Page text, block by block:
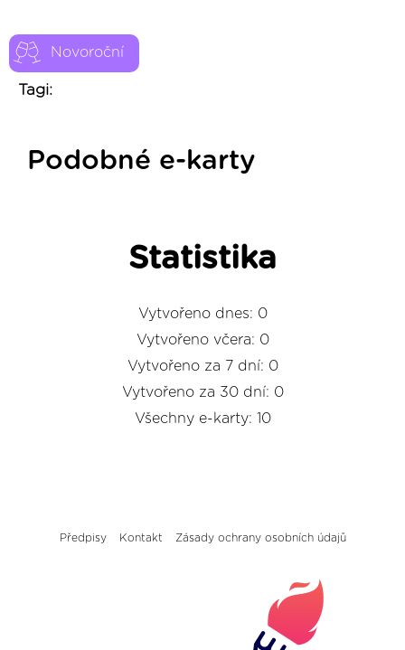
Novoroční
Tagi:
Podobné e-karty
Statistika
Vytvořeno dnes: 0
Vytvořeno včera: 0
Vytvořeno za 7 dní: 0
Vytvořeno za 30 dní: 0
Všechny e-karty: 10
Předpisy Kontakt Zásady ochrany osobních údajů